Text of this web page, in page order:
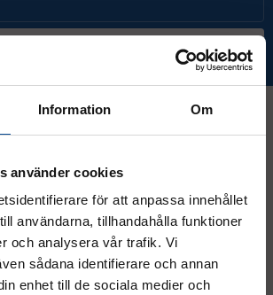
Information Om
använder cookies
för att anpassa innehållet
användarna, tillhandahålla funktioner
och analysera vår trafik. Vi
sådana identifierare och annan
enhet till de sociala medier och
50